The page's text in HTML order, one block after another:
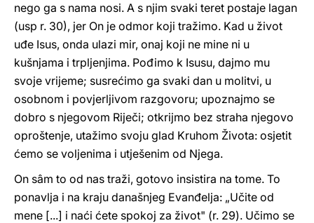
nego ga s nama nosi. A s njim svaki teret postaje lagan
(usp r. 30), jer On je odmor koji tražimo. Kad u život
uđe Isus, onda ulazi mir, onaj koji ne mine ni u
kušnjama i trpljenjima. Pođimo k Isusu, dajmo mu
svoje vrijeme; susrećimo ga svaki dan u molitvi, u
osobnom i povjerljivom razgovoru; upoznajmo se
dobro s njegovom Riječi; otkrijmo bez straha njegovo
oproštenje, utažimo svoju glad Kruhom Života: osjetit
ćemo se voljenima i utješenim od Njega.
On sâm to od nas traži, gotovo insistira na tome. To
ponavlja i na kraju današnjeg Evanđelja: „Učite od
mene [...] i naći ćete spokoj za život" (r. 29). Učimo se